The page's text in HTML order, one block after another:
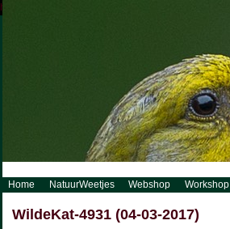
http://www.visueelconcept.nl/sitemap.xml.gz
Home NatuurWeetjes Webshop Workshop
WildeKat-4931 (04-03-2017)